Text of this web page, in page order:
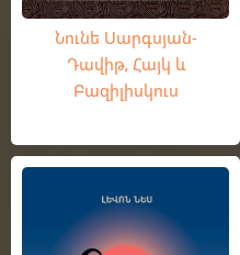
Նունե Սարգսյան-
Դավիթ, Հայկ և
Բազիլիսկուս